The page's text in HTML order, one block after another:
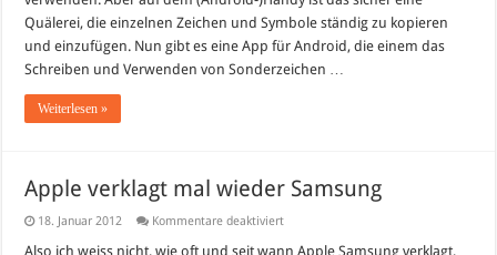
Android
App
„Symbols“
Quälerei, die einzelnen Zeichen und Symbole ständig zu kopieren
und einzufügen. Nun gibt es eine App für Android, die einem das
Schreiben und Verwenden von Sonderzeichen …
Weiterlesen »
Apple verklagt mal wieder Samsung
18. Januar 2012 Kommentare deaktiviertfür
verklagt
Also ich weiss nicht, wie oft und seit wann Apple Samsung verklagt,